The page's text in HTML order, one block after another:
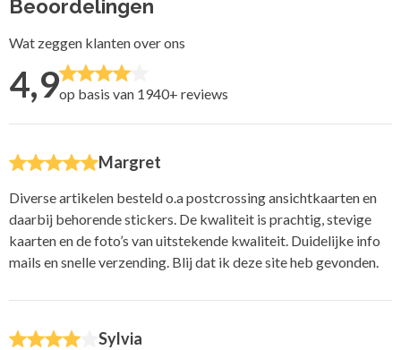
Beoordelingen
Wat zeggen klanten over ons
4,9op basis van 1940+ reviews
Margret
Diverse artikelen besteld o.a postcrossing ansichtkaarten en
daarbij behorende stickers. De kwaliteit is prachtig, stevige
kaarten en de foto’s van uitstekende kwaliteit. Duidelijke info
mails en snelle verzending. Blij dat ik deze site heb gevonden.
Sylvia